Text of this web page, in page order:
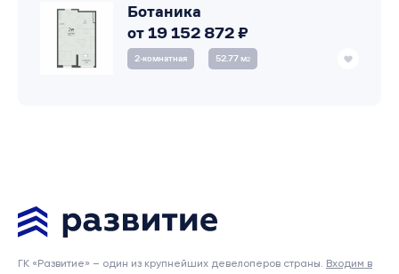
Ботаника
от 19 152 872 ₽
2‑комнатная 52.77 м2
ГК «Развитие» – один из крупнейших девелоперов страны. Входим в